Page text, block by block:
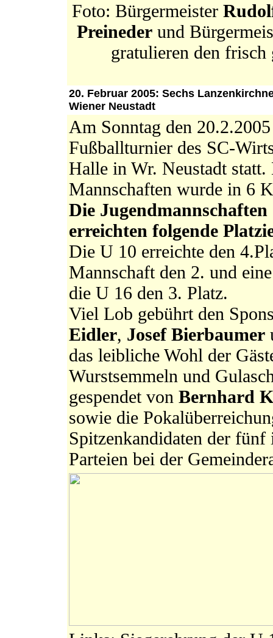
Foto: Bürgermeister
Preineder und
gratulieren den
20. Februar 2005: Sechs
Wiener Neustadt
Am Sonntag den
Fußballturnier des SC-
Halle in Wr. Neustadt
Mannschaften wurde in 6
Die
erreichten folgende
Die U 10 erreichte den
Mannschaft den 2. und
die U 16 den 3. Platz.
Viel Lob gebührt den
Eidler, Josef Bierbaumer
das leibliche Wohl der
Wurstsemmeln und
gespendet von Bernhard
sowie die
Spitzenkandidaten der
Parteien bei der